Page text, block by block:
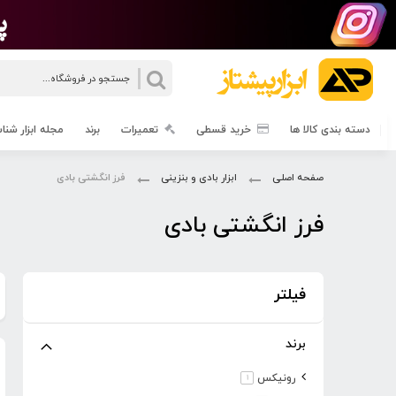
دسته بندی کالا ها خرید قسطی تعمیرات برند مجله ابزار
صفحه اصلی ابزار بادی و بنزینی فرز انگشتی بادی
فرز انگشتی بادی
فیلتر
برند
رونیکس 1مورد